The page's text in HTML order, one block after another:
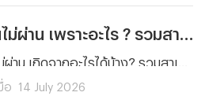
อ 14 July 2026